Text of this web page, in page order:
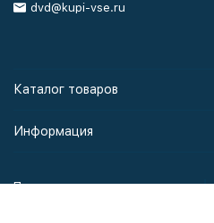
dvd@kupi-vse.ru
Каталог товаров
Информация
Политика персональных данных